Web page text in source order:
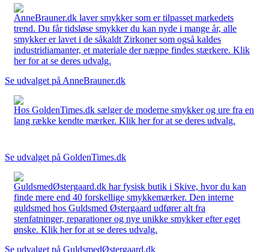
AnneBrauner.dk laver smykker som er tilpasset markedets
trend. Du får tidsløse smykker du kan nyde i mange år, alle
smykker er lavet i de såkaldt Zirkoner som også kaldes
industridiamanter, et materiale der næppe findes stærkere. Klik
her for at se deres udvalg.
Se udvalget på AnneBrauner.dk
Hos GoldenTimes.dk sælger de moderne smykker og ure fra en
lang række kendte mærker. Klik her for at se deres udvalg.
Se udvalget på GoldenTimes.dk
GuldsmedØstergaard.dk har fysisk butik i Skive, hvor du kan
finde mere end 40 forskellige smykkemærker. Den interne
guldsmed hos Guldsmed Østergaard udfører alt fra
stenfatninger, reparationer og nye unikke smykker efter eget
ønske. Klik her for at se deres udvalg.
Se udvalget på GuldsmedØstergaard.dk